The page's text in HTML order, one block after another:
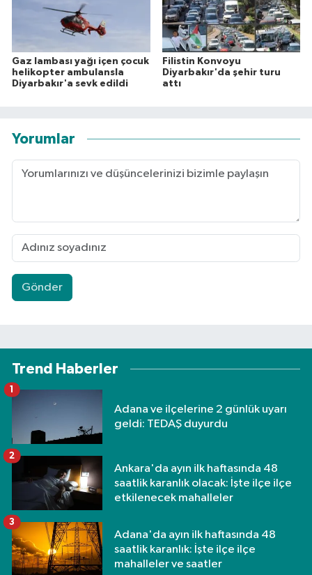
Gaz lambası yağı içen çocuk
helikopter ambulansla
Diyarbakır'a sevk edildi
Filistin Konvoyu
Diyarbakır'da şehir turu
attı
Yorumlar
Gönder
Trend Haberler
Adana ve ilçelerine 2 günlük uyarı
geldi: TEDAŞ duyurdu
1
Ankara'da ayın ilk haftasında 48
saatlik karanlık olacak: İşte ilçe ilçe
etkilenecek mahalleler
2
Adana'da ayın ilk haftasında 48
saatlik karanlık: İşte ilçe ilçe
mahalleler ve saatler
3